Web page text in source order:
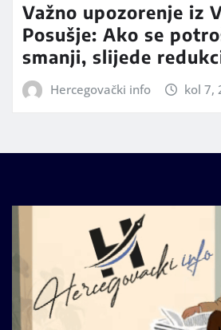
Važno upozorenje iz
Posušje: Ako se
smanji, slijede
Hercegovački info kol 7,